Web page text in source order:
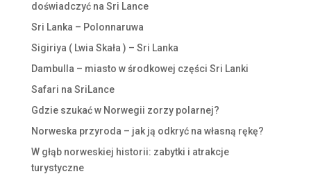
doświadczyć na Sri Lance
Sri Lanka – Polonnaruwa
Sigiriya ( Lwia Skała ) – Sri Lanka
Dambulla – miasto w środkowej części Sri Lanki
Safari na SriLance
Gdzie szukać w Norwegii zorzy polarnej?
Norweska przyroda – jak ją odkryć na własną rękę?
W głąb norweskiej historii: zabytki i atrakcje
turystyczne